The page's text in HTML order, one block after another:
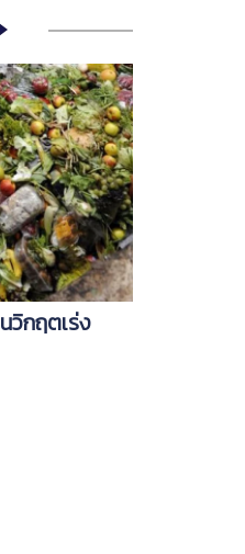
วิกฤตเร่ง